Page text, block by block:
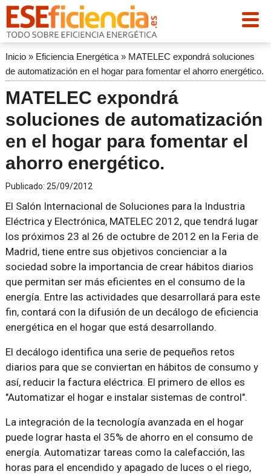
Inicio» Eficiencia Energética» MATELEC expondrá soluciones
de automatización en el hogar para fomentar el ahorro energético.
MATELEC expondrá
soluciones de automatización
en el hogar para fomentar el
ahorro energético.
Publicado: 25/09/2012
El Salón Internacional de Soluciones para la Industria
Eléctrica y Electrónica, MATELEC 2012, que tendrá lugar
los próximos 23 al 26 de octubre de 2012 en la Feria de
Madrid, tiene entre sus objetivos concienciar a la
sociedad sobre la importancia de crear hábitos diarios
que permitan ser más eficientes en el consumo de la
energía. Entre las actividades que desarrollará para este
fin, contará con la difusión de un decálogo de eficiencia
energética en el hogar que está desarrollando.
El decálogo identifica una serie de pequeños retos
diarios para que se conviertan en hábitos de consumo y
así, reducir la factura eléctrica. El primero de ellos es
"Automatizar el hogar e instalar sistemas de control".
La integración de la tecnología avanzada en el hogar
puede lograr hasta el 35% de ahorro en el consumo de
energía. Automatizar tareas como la calefacción, las
horas para el encendido y apagado de luces o el riego,